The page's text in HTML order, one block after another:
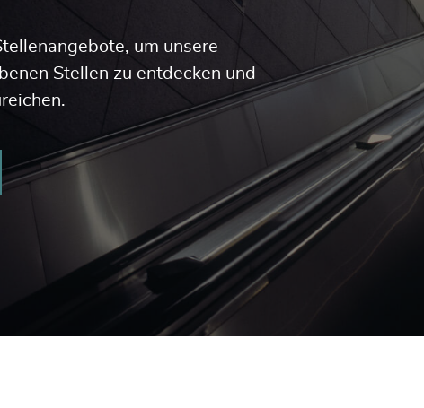
um unsere
Stellen zu entdecken und